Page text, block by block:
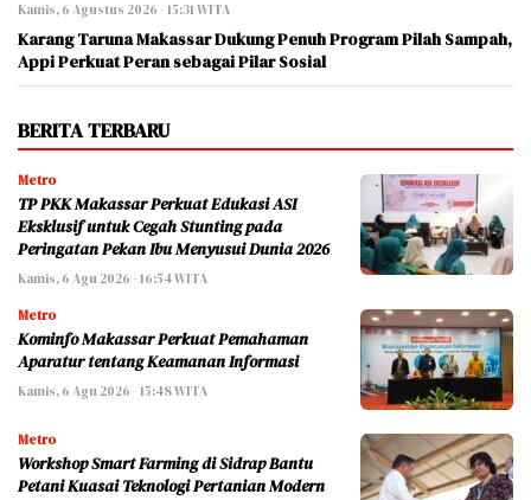
Kamis, 6 Agustus 2026 - 15:31 WITA
Karang Taruna Makassar Dukung Penuh Program Pilah Sampah,
Appi Perkuat Peran sebagai Pilar Sosial
BERITA TERBARU
Metro
TP PKK Makassar Perkuat Edukasi ASI
Eksklusif untuk Cegah Stunting pada
Peringatan Pekan Ibu Menyusui Dunia 2026
Kamis, 6 Agu 2026 - 16:54 WITA
Metro
Kominfo Makassar Perkuat Pemahaman
Aparatur tentang Keamanan Informasi
Kamis, 6 Agu 2026 - 15:48 WITA
Metro
Workshop Smart Farming di Sidrap Bantu
Petani Kuasai Teknologi Pertanian Modern